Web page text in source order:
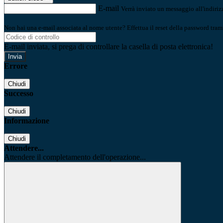
E-mail Verrà inviato un messaggio
Non hai una e-mail associata al nome utente? Effettua il reset della password
E-mail inviata, si prega di controllare la casella di posta elettronica!
Errore
Chiudi
Successo
Chiudi
Informazione
Chiudi
Attendere...
Attendere il completamento dell'operazione...